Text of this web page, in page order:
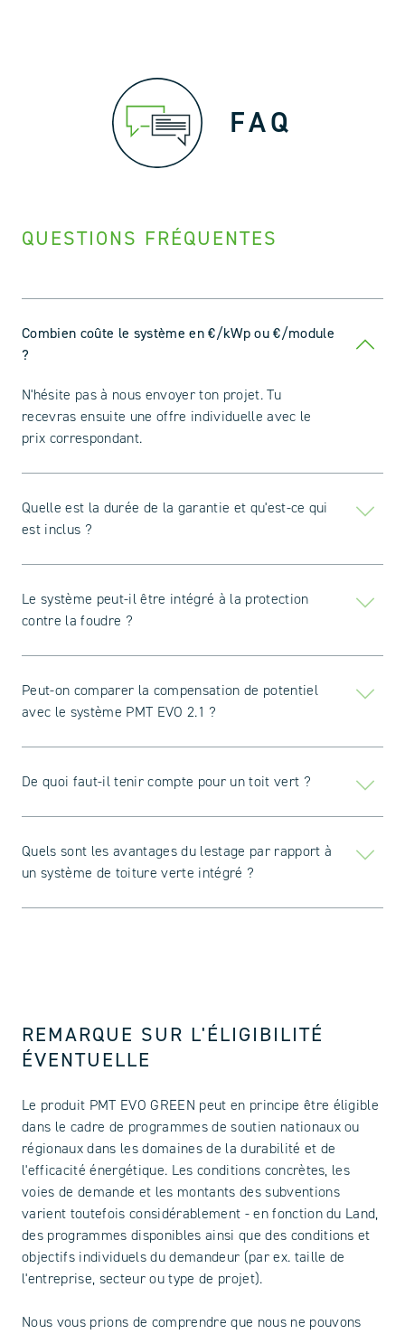
FAQ
QUESTIONS FRÉQUENTES
Combien coûte le système en €/kWp ou €/module
?
N'hésite pas à nous envoyer ton projet. Tu
recevras ensuite une offre individuelle avec le
prix correspondant.
Quelle est la durée de la garantie et qu'est-ce qui
est inclus ?
Le système peut-il être intégré à la protection
contre la foudre ?
Peut-on comparer la compensation de potentiel
avec le système PMT EVO 2.1 ?
De quoi faut-il tenir compte pour un toit vert ?
Quels sont les avantages du lestage par rapport à
un système de toiture verte intégré ?
REMARQUE SUR L'ÉLIGIBILITÉ
ÉVENTUELLE
Le produit PMT EVO GREEN peut en principe être éligible
dans le cadre de programmes de soutien nationaux ou
régionaux dans les domaines de la durabilité et de
l'efficacité énergétique. Les conditions concrètes, les
voies de demande et les montants des subventions
varient toutefois considérablement - en fonction du Land,
des programmes disponibles ainsi que des conditions et
objectifs individuels du demandeur (par ex. taille de
l'entreprise, secteur ou type de projet).
Nous vous prions de comprendre que nous ne pouvons